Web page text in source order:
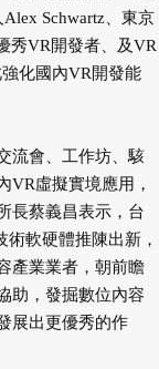
Schwartz、東京
秀VR開發者、及VR
化國內VR開發能
流會、工作坊、駭
VR虛擬實境應用，
長蔡義昌表示，台
軟硬體推陳出新，
產業業者，朝前瞻
助，發掘數位內容
展出更優秀的作